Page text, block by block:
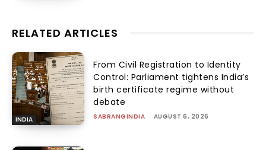
RELATED ARTICLES
INDIA
From Civil Registration to Identity
Control: Parliament tightens India’s
birth certificate regime without
debate
SABRANGINDIA - AUGUST 6, 2026